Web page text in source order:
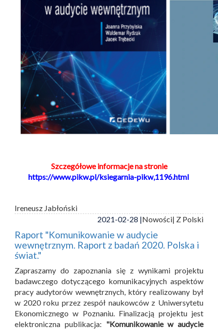
Szczegółowe informacje na stronie
https://www.pikw.pl/ksiegarnia-pikw,1196.html
Ireneusz Jabłoński
2021-02-28 |Nowości| Z Polski
Raport "Komunikowanie w audycie
wewnętrznym. Raport z badań 2020. Polska i
świat."
Zapraszamy do zapoznania się z wynikami projektu
badawczego dotyczącego komunikacyjnych aspektów
pracy audytorów wewnętrznych, który realizowany był
w 2020 roku przez zespół naukowców z Uniwersytetu
Ekonomicznego w Poznaniu. Finalizacją projektu jest
elektroniczna publikacja: "Komunikowanie w audycie